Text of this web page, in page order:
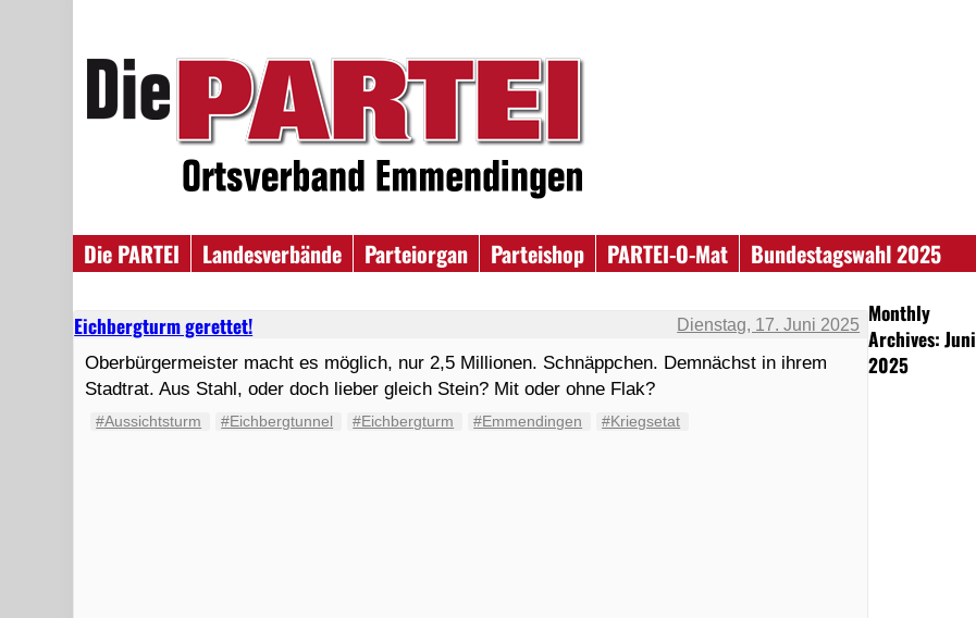
Die PARTEI Landesverbände Parteiorgan Parteishop PARTEI-O-Mat
Bundestagswahl 2025
Monthly
Archives: Juni
2025
Eichbergturm gerettet! Dienstag, 17. Juni 2025
Oberbürgermeister macht es möglich, nur 2,5 Millionen. Schnäppchen. Demnächst in ihrem
Stadtrat. Aus Stahl, oder doch lieber gleich Stein? Mit oder ohne Flak?
#Aussichtsturm #Eichbergtunnel #Eichbergturm #Emmendingen #Kriegsetat